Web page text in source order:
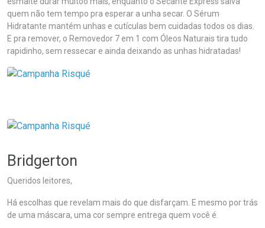
quem não tem tempo pra esperar a unha secar. O Sérum
Hidratante mantém unhas e cutículas bem cuidadas todos os dias.
E pra remover, o Removedor 7 em 1 com Óleos Naturais tira tudo
rapidinho, sem ressecar e ainda deixando as unhas hidratadas!
Bridgerton
Queridos leitores,
Há escolhas que revelam mais do que disfarçam. E mesmo por trás
de uma máscara, uma cor sempre entrega quem você é.